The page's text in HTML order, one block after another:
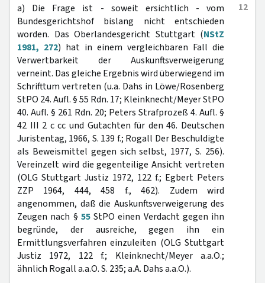
12
a) Die Frage ist - soweit ersichtlich - vom
Bundesgerichtshof bislang nicht entschieden
worden. Das Oberlandesgericht Stuttgart (NStZ
1981, 272) hat in einem vergleichbaren Fall die
Verwertbarkeit der Auskunftsverweigerung
verneint. Das gleiche Ergebnis wird überwiegend im
Schrifttum vertreten (u.a. Dahs in Löwe/Rosenberg
StPO 24. Aufl. § 55 Rdn. 17; Kleinknecht/Meyer StPO
40. Aufl. § 261 Rdn. 20; Peters Strafprozeß 4. Aufl. §
42 III 2 c cc und Gutachten für den 46. Deutschen
Juristentag, 1966, S. 139 f.; Rogall Der Beschuldigte
als Beweismittel gegen sich selbst, 1977, S. 256).
Vereinzelt wird die gegenteilige Ansicht vertreten
(OLG Stuttgart Justiz 1972, 122 f.; Egbert Peters
ZZP 1964, 444, 458 f., 462). Zudem wird
angenommen, daß die Auskunftsverweigerung des
Zeugen nach § 55StPO einen Verdacht gegen ihn
begründe, der ausreiche, gegen ihn ein
Ermittlungsverfahren einzuleiten (OLG Stuttgart
Justiz 1972, 122 f.; Kleinknecht/Meyer a.a.O.;
ähnlich Rogall a.a.O. S. 235; a.A. Dahs a.a.O.).